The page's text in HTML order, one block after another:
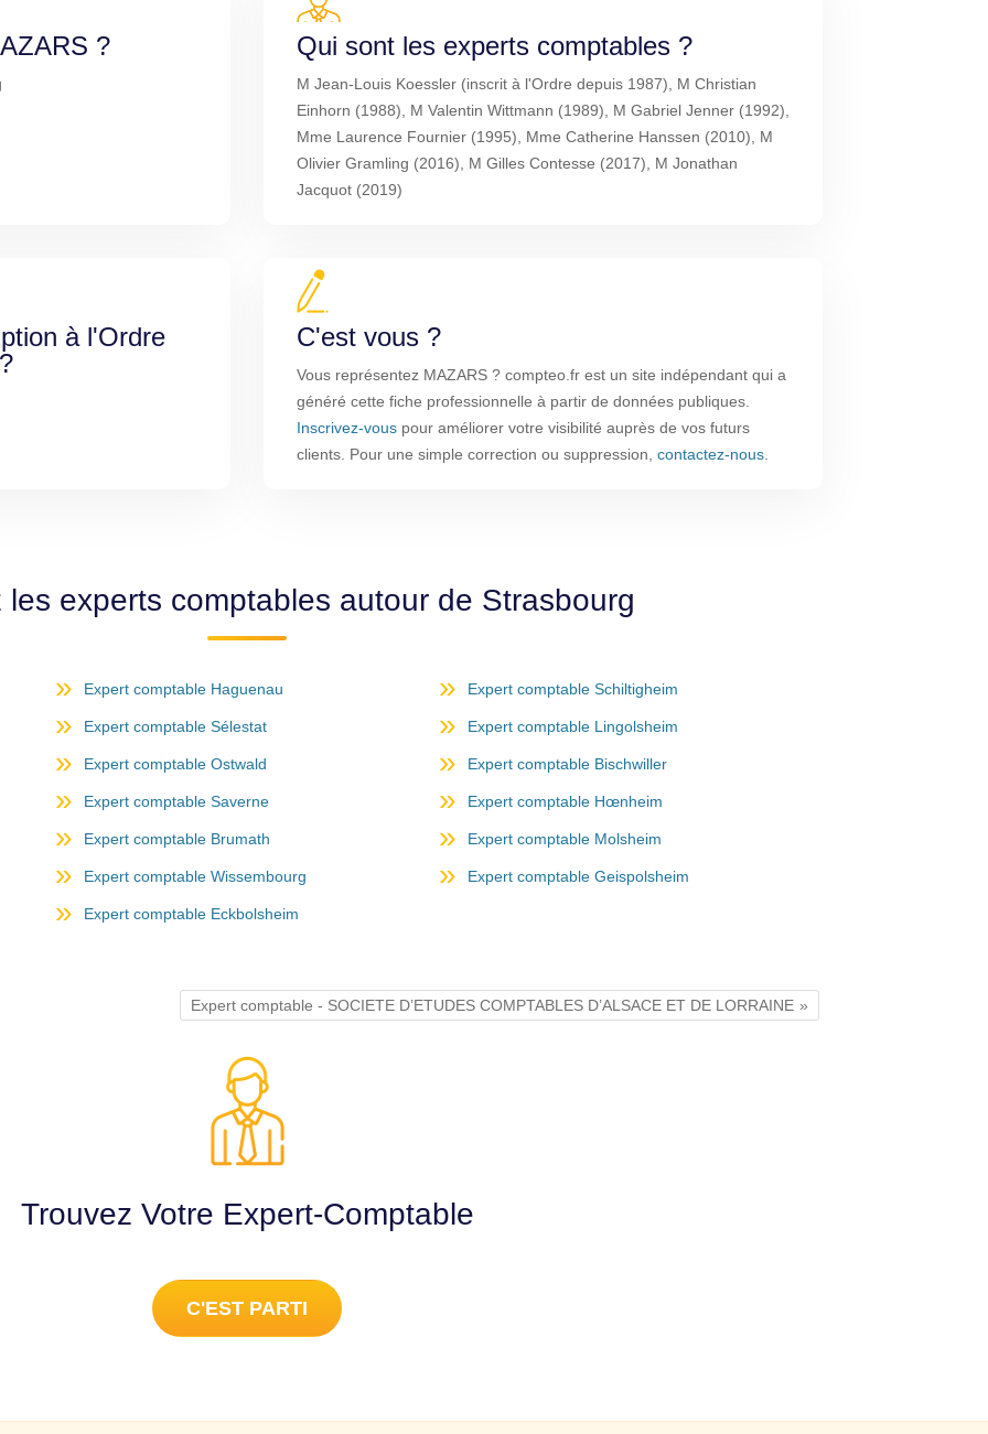
? Qui sont les experts comptables ?
M Jean-Louis Koessler (inscrit à l'Ordre depuis 1987), M Christian
Einhorn (1988), M Valentin Wittmann (1989), M Gabriel Jenner (1992),
Mme Laurence Fournier (1995), Mme Catherine Hanssen (2010), M
Olivier Gramling (2016), M Gilles Contesse (2017), M Jonathan
Jacquot (2019)
à l'Ordre
C'est vous ?
Vous représentez MAZARS ? compteo.fr est un site indépendant qui a
généré cette fiche professionnelle à partir de données publiques.
Inscrivez-vous pour améliorer votre visibilité auprès de vos futurs
clients. Pour une simple correction ou suppression, contactez-nous
les experts comptables autour de Strasbourg
Expert comptable Haguenau Expert comptable Schiltigheim
Expert comptable Sélestat Expert comptable Lingolsheim
Expert comptable Ostwald Expert comptable Bischwiller
Expert comptable Saverne Expert comptable Hœnheim
Expert comptable Brumath Expert comptable Molsheim
Expert comptable Wissembourg Expert comptable Geispolsheim
Expert comptable Eckbolsheim
Expert comptable - SOCIETE D’ETUDES COMPTABLES D’ALSACE ET DE LORRAINE
Trouvez Votre Expert-Comptable
C'EST PARTI